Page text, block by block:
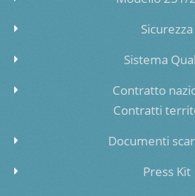
Sicurezza
Sistema
Contratto
Contratti
Documenti
Press Kit